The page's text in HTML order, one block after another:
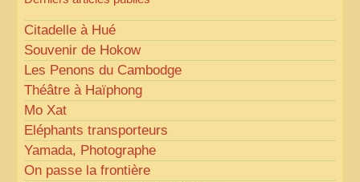
Citadelle à Hué
Souvenir de Hokow
Les Penons du Cambodge
Théâtre à Haïphong
Mo Xat
Eléphants transporteurs
Yamada, Photographe
On passe la frontière